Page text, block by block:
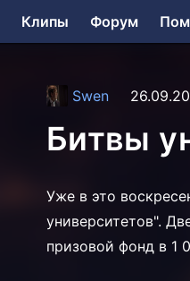
Клипы Форум
Swen
Битвы
Уже в это
университетов".
призовой фонд в 1